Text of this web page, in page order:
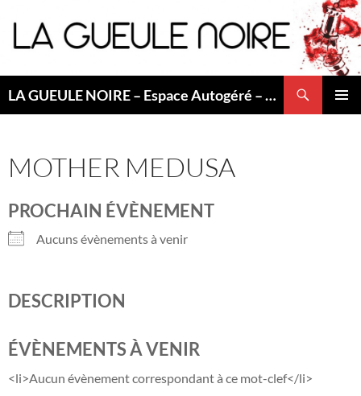
au
contenu
LA GUEULE NOIRE – Espace Autogéré – Saint Etienne
MOTHER MEDUSA
PROCHAIN ÉVÈNEMENT
Aucuns évènements à venir
DESCRIPTION
ÉVÈNEMENTS À VENIR
<li>Aucun évènement correspondant à ce mot-clef</li>